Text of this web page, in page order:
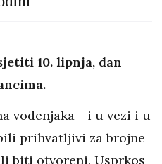
10. lipnja, dan
vodenjaka - i u vezi i u
prihvatljivi za brojne
biti otvoreni. Usprkos